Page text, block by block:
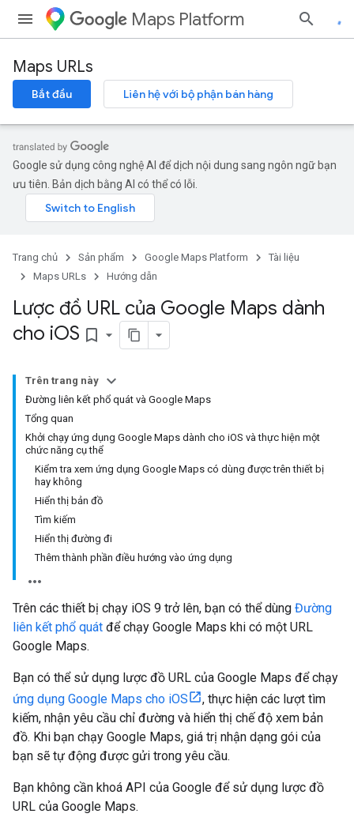
Maps Platform
Maps URLs
Bắt đầu Liên hệ với bộ phận bán hàng
Google sử dụng công nghệ AI để dịch nội dung sang ngôn ngữ bạn
ưu tiên. Bản dịch bằng AI có thể có lỗi.
Trang chủ Sản phẩm Google Maps Platform
Tài liệu
Maps URLs
Hướng dẫn
Lược đồ URL của Google Maps dành
cho iOS bookmark_border
Trên trang này
Đường liên kết phổ quát và Google Maps
Tổng quan
Khởi chạy ứng dụng Google Maps dành cho iOS và thực hiện một
chức năng cụ thể
Kiểm tra xem ứng dụng Google Maps có dùng được trên thiết bị
hay không
Hiển thị bản đồ
Tìm kiếm
Hiển thị đường đi
Thêm thành phần điều hướng vào ứng dụng
Trên các thiết bị chạy iOS 9 trở lên, bạn có thể dùng Đường
liên kết phổ quát để chạy Google Maps khi có một URL
Google Maps.
Bạn có thể sử dụng lược đồ URL của Google Maps để chạy
ứng dụng Google Maps cho iOS
, thực hiện các lượt tìm
kiếm, nhận yêu cầu chỉ đường và hiển thị chế độ xem bản
đồ. Khi bạn chạy Google Maps, giá trị nhận dạng gói của
bạn sẽ tự động được gửi trong yêu cầu.
Bạn không cần khoá API của Google để sử dụng lược đồ
URL của Google Maps.